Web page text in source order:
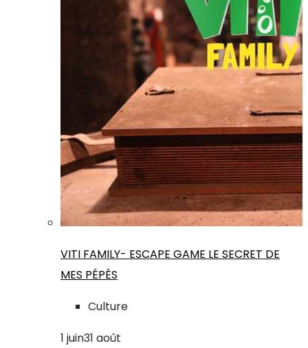
VITI FAMILY- ESCAPE GAME LE SECRET DE
MES PÉPÉS
Culture
1 juin31 août